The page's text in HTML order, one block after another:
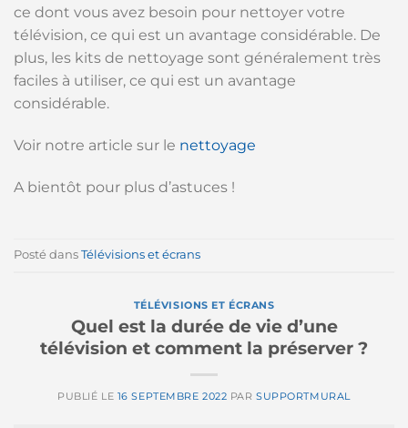
ce dont vous avez besoin pour nettoyer votre
télévision, ce qui est un avantage considérable. De
plus, les kits de nettoyage sont généralement très
faciles à utiliser, ce qui est un avantage
considérable.
Voir notre article sur le nettoyage
A bientôt pour plus d’astuces !
Posté dans Télévisions et écrans
TÉLÉVISIONS ET ÉCRANS
Quel est la durée de vie d’une
télévision et comment la préserver ?
PUBLIÉ LE 16 SEPTEMBRE 2022 PARSUPPORTMURAL